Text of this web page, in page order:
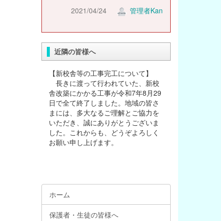
2021/04/24
管理者Kan
近隣の皆様へ
【新校舎等の工事完工について】
長きに渡って行われていた、新校
舎改築にかかる工事が令和7年8月29
日で全て終了しました。地域の皆さ
まには、多大なるご理解とご協力を
いただき、誠にありがとうございま
した。これからも、どうぞよろしく
お願い申し上げます。
ホーム
保護者・生徒の皆様へ